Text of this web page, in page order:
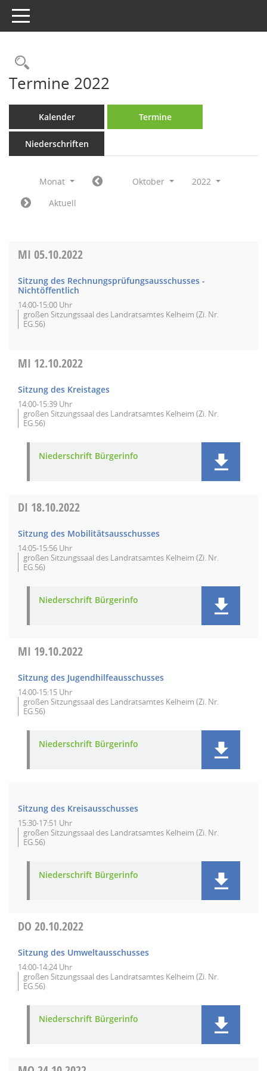
Toggle navigation
Rechercheauswahl
Termine 2022
Kalender Termine
Niederschriften
Monat Oktober
2022
Aktuell
MI 05.10.2022
Sitzung des Rechnungsprüfungsausschusses -
Nichtöffentlich
14:00-15:00 Uhr
großen Sitzungssaal des Landratsamtes Kelheim (Zi. Nr.
EG.56)
MI 12.10.2022
Sitzung des Kreistages
14:00-15:39 Uhr
großen Sitzungssaal des Landratsamtes Kelheim (Zi. Nr.
EG.56)
Niederschrift Bürgerinfo
DI 18.10.2022
Sitzung des Mobilitätsausschusses
14:05-15:56 Uhr
großen Sitzungssaal des Landratsamtes Kelheim (Zi. Nr.
EG.56)
Niederschrift Bürgerinfo
MI 19.10.2022
Sitzung des Jugendhilfeausschusses
14:00-15:15 Uhr
großen Sitzungssaal des Landratsamtes Kelheim (Zi. Nr.
EG.56)
Niederschrift Bürgerinfo
Sitzung des Kreisausschusses
15:30-17:51 Uhr
großen Sitzungssaal des Landratsamtes Kelheim (Zi. Nr.
EG.56)
Niederschrift Bürgerinfo
DO 20.10.2022
Sitzung des Umweltausschusses
14:00-14:24 Uhr
großen Sitzungssaal des Landratsamtes Kelheim (Zi. Nr.
EG.56)
Niederschrift Bürgerinfo